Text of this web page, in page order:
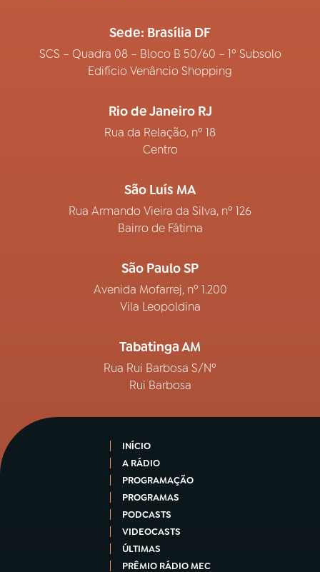
Sede: Brasília DF
SCS – Quadra 08 – Bloco B 50/60 – 1º Subsolo
Edifício Venâncio Shopping
Rio de Janeiro RJ
Rua da Relação, nº 18
Centro
São Luís MA
Rua Armando Vieira da Silva, nº 126
Bairro de Fátima
São Paulo SP
Avenida Mofarrej, nº 1.200
Vila Leopoldina
Tabatinga AM
Rua Rui Barbosa S/Nº
Rui Barbosa
INÍCIO
A RÁDIO
PROGRAMAÇÃO
PROGRAMAS
PODCASTS
VIDEOCASTS
ÚLTIMAS
PRÊMIO RÁDIO MEC